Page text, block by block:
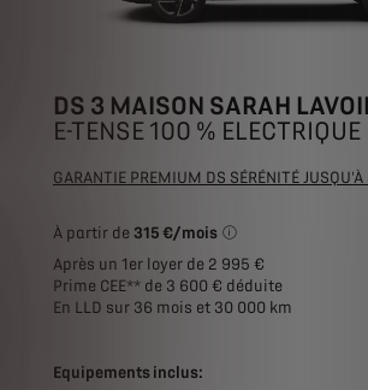
DS 3 MAISON SARAH
E-TENSE 100 % ELECTRIQUE
GARANTIE PREMIUM DS SÉRÉNITÉ JUSQU'À
À partir de 315 €/mois
*Exemple pour une
Après un 1er loyer de 2 995 €
Prime CEE** de 3 600 € déduite
En LLD sur 36 mois et 30 000 km
Equipements inclus: